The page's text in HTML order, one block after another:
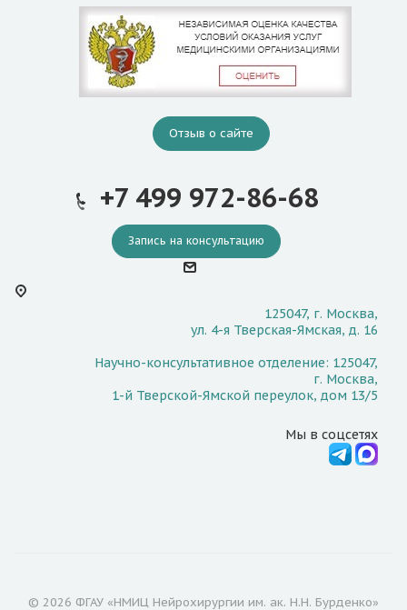
Отзыв о сайте
+7 499 972-86-68
Запись на консультацию
125047, г. Москва,
ул. 4-я Тверская-Ямская, д. 16
Научно-консультативное отделение: 125047,
г. Москва,
1-й Тверской-Ямской переулок, дом 13/5
Мы в соцсетях
© 2026 ФГАУ «НМИЦ Нейрохирургии им. ак. Н.Н. Бурденко»